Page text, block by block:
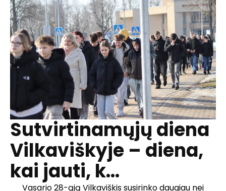
Sutvirtinamųjų diena
Vilkaviškyje – diena,
kai jauti, k...
Vasario 28-ąją Vilkaviškis susirinko daugiau nei